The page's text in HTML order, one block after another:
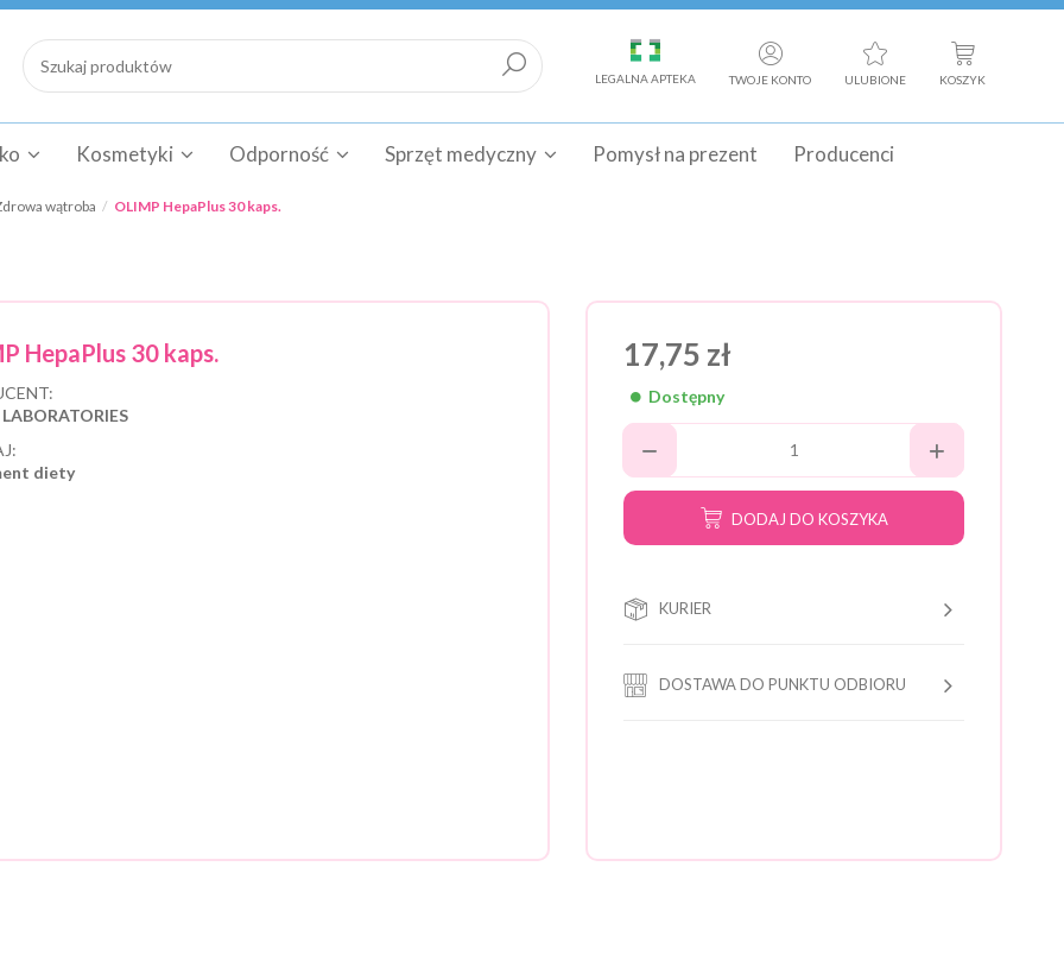
TWOJE KONTO
LEGALNA APTEKA ULUBIONE KOSZYK
Kosmetyki Odporność Sprzęt medyczny Pomysł na prezent Producenci
wątroba OLIMP HepaPlus 30 kaps.
HepaPlus 30 kaps.
diety
17,75 zł
Dostępny
DODAJ DO KOSZYKA
KURIER
DOSTAWA DO PUNKTU ODBIORU